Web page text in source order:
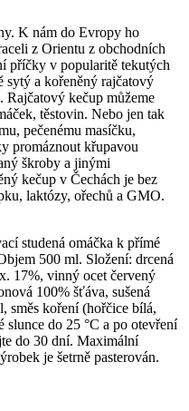
K nám do Evropy ho
z Orientu z obchodních
příčky v popularitě tekutých
sytý a kořeněný rajčatový
Rajčatový kečup můžeme
těstovin. Nebo jen tak
pečenému masíčku,
promáznout křupavou
škroby a jinými
kečup v Čechách je bez
laktózy, ořechů a GMO.
studená omáčka k přímé
500 ml. Složení: drcená
17%, vinný ocet červený
100% šťáva, sušená
směs koření (hořčice bílá,
slunce do 25 °C a po otevření
do 30 dní. Maximální
je šetrně pasterován.